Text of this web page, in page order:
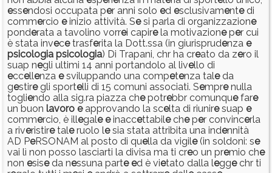
essendosi occupata per anni solo ed esclusivamentedi
commercio einizio attività. Sesi parla di organizzazione
ponderata a tavolino vorrei capirela motivazioneper cui
è stata invecetrasferita la Dott.ssa (in giurisprudenza e
psicologia psicologia) Di Trapani, chr ha creato da zero il
suap negli ultimi 14 anni portandolo al livello di
eccellenza esviluppando una competenza taleda
gestiregli sportelli di 15 comuni associati. Semprenulla
togliendo alla sig.ra piazza chepotrebbr comunquefare
un buon lavoro eapprovando la scelta di riuniresuap e
commercio, è illegale einaccettabilecheper convincerla
a riveristiretaleruolo lesia stata attribita una indennità
AD PeRSONAM al posto di quella da vigile(in soldoni: se
vai lì non posso lasciarti la divisa ma ti creo un premio che
non esiseda nessuna parte ed è vietato dalla leggechr ti